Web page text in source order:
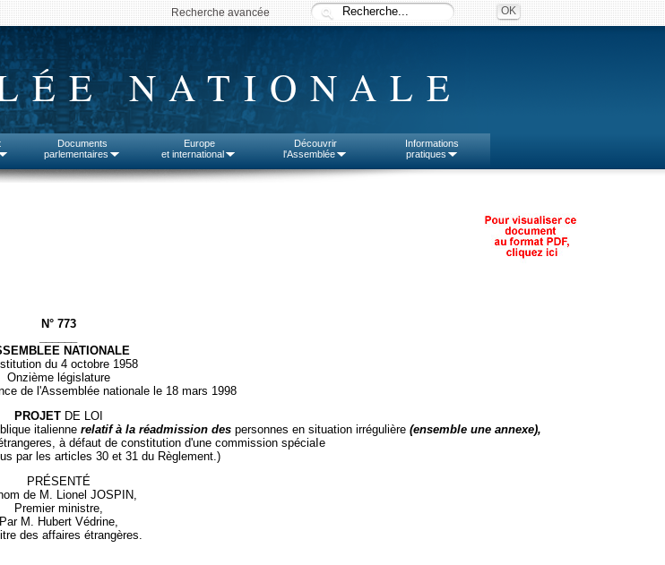
Recherche avancée
NATIONALE
Documents
parlementaires
Europe
et international
Découvrir
l'Assemblée
Informations
pratiques
N° 773
NATIONALE
du 4 octobre 1958
Onzième législature
de l'Assemblée nationale le 18 mars 1998
PROJET DE LOI
italienne relatif à la réadmission des personnes en situation irrégulière (ensemble une annexe),
à défaut de constitution d'une commission spéciaIe
par les articles 30 et 31 du Règlement.)
PRÉSENTÉ
de M. Lionel JOSPIN,
Premier ministre,
Par M. Hubert Védrine,
des affaires étrangères.